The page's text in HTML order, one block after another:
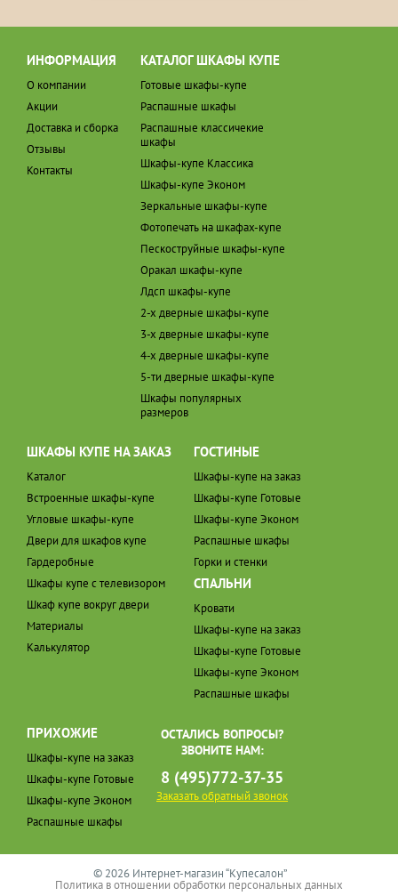
ИНФОРМАЦИЯ
О компании
Акции
Доставка и сборка
Отзывы
Контакты
КАТАЛОГ ШКАФЫ КУПЕ
Готовые шкафы-купе
Распашные шкафы
Распашные классичекие
шкафы
Шкафы-купе Классика
Шкафы-купе Эконом
Зеркальные шкафы-купе
Фотопечать на шкафах-купе
Пескоструйные шкафы-купе
Оракал шкафы-купе
Лдсп шкафы-купе
2-х дверные шкафы-купе
3-х дверные шкафы-купе
4-х дверные шкафы-купе
5-ти дверные шкафы-купе
Шкафы популярных
размеров
ШКАФЫ КУПЕ НА ЗАКАЗ
Каталог
Встроенные шкафы-купе
Угловые шкафы-купе
Двери для шкафов купе
Гардеробные
Шкафы купе с телевизором
Шкаф купе вокруг двери
Материалы
Калькулятор
ГОСТИНЫЕ
Шкафы-купе на заказ
Шкафы-купе Готовые
Шкафы-купе Эконом
Распашные шкафы
Горки и стенки
СПАЛЬНИ
Кровати
Шкафы-купе на заказ
Шкафы-купе Готовые
Шкафы-купе Эконом
Распашные шкафы
ПРИХОЖИЕ
Шкафы-купе на заказ
Шкафы-купе Готовые
Шкафы-купе Эконом
Распашные шкафы
ОСТАЛИСЬ ВОПРОСЫ?
ЗВОНИТЕ НАМ:
8 (495)772-37-35
Заказать обратный звонок
© 2026 Интернет-магазин “Купесалон”
Политика в отношении обработки персональных данных